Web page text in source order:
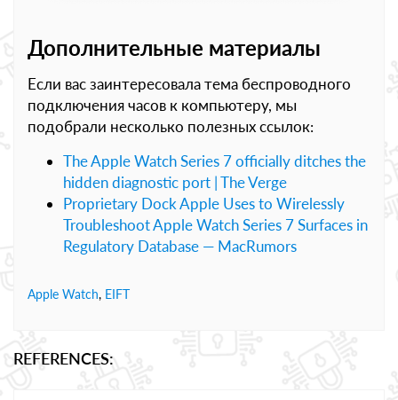
Дополнительные материалы
Если вас заинтересовала тема беспроводного
подключения часов к компьютеру, мы
подобрали несколько полезных ссылок:
The Apple Watch Series 7 officially ditches the
hidden diagnostic port | The Verge
Proprietary Dock Apple Uses to Wirelessly
Troubleshoot Apple Watch Series 7 Surfaces in
Regulatory Database — MacRumors
Apple Watch, EIFT
REFERENCES: